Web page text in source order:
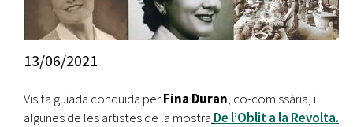
13/06/2021
Visita guiada conduïda perFina Duran, co-comissària, i
algunes de les artistes de la mostra De l’Oblit a la Revolta.